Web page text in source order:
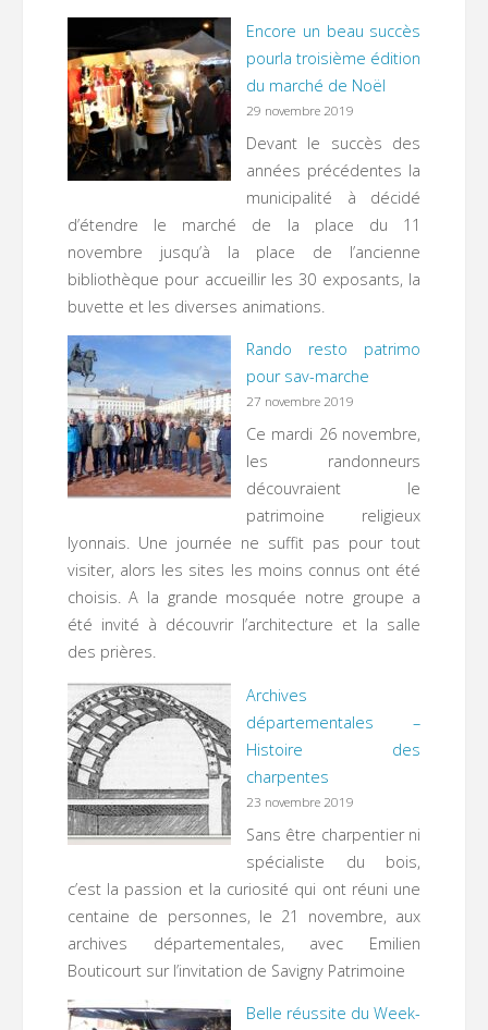
Encore un beau succès
pourla troisième édition
du marché de Noël
29 novembre 2019
Devant le succès des
années précédentes la
municipalité à décidé
d’étendre le marché de la place du 11
novembre jusqu’à la place de l’ancienne
bibliothèque pour accueillir les 30 exposants, la
buvette et les diverses animations.
Rando resto patrimo
pour sav-marche
27 novembre 2019
Ce mardi 26 novembre,
les randonneurs
découvraient le
patrimoine religieux
lyonnais. Une journée ne suffit pas pour tout
visiter, alors les sites les moins connus ont été
choisis. A la grande mosquée notre groupe a
été invité à découvrir l’architecture et la salle
des prières.
Archives
départementales –
Histoire des
charpentes
23 novembre 2019
Sans être charpentier ni
spécialiste du bois,
c’est la passion et la curiosité qui ont réuni une
centaine de personnes, le 21 novembre, aux
archives départementales, avec Emilien
Bouticourt sur l’invitation de Savigny Patrimoine
Belle réussite du Week-